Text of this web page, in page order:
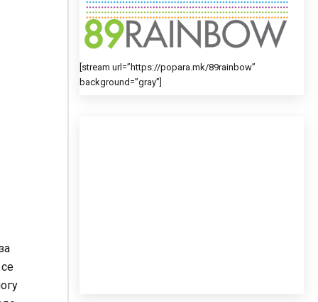
[stream url=”https://popara.mk/89rainbow”
background=”gray”]